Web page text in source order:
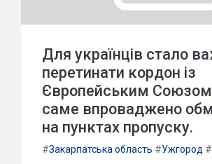
Для українців стало
перетинати кордон із
Європейським
саме впроваджено
на пунктах пропуску.
#Закарпатська область #Ужгород #